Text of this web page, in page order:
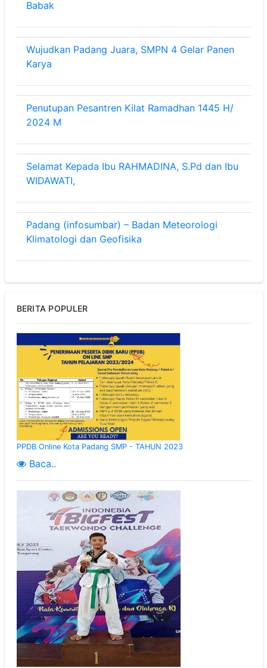
Babak
Wujudkan Padang Juara, SMPN 4 Gelar Panen
Karya
Penutupan Pesantren Kilat Ramadhan 1445 H/
2024 M
Selamat Kepada Ibu RAHMADINA, S.Pd dan Ibu
WIDAWATI,
Padang (infosumbar) – Badan Meteorologi
Klimatologi dan Geofisika
BERITA POPULER
PPDB Online Kota Padang SMP - TAHUN 2023
Baca..